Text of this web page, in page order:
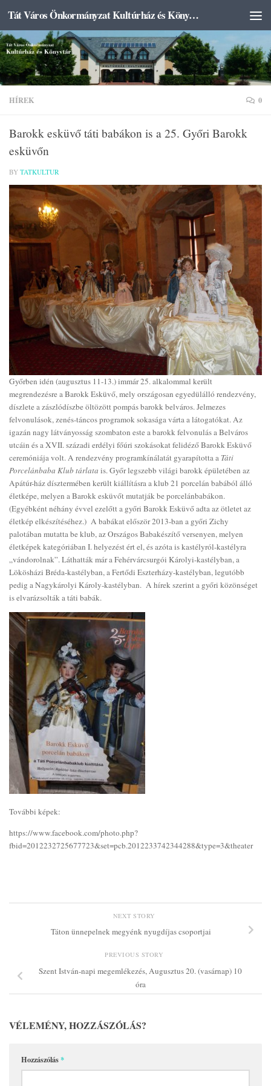
Skip to content Tát Város Önkormányzat Kultúrház és Könyvtár
HÍREK 0
Barokk esküvő táti babákon is a 25. Győri Barokk
esküvőn
BY TATKULTUR
Győrben idén (augusztus 11-13.) immár 25. alkalommal került
megrendezésre a Barokk Esküvő, mely országosan egyedülálló rendezvény,
díszlete a zászlódíszbe öltözött pompás barokk belváros. Jelmezes
felvonulások, zenés-táncos programok sokasága várta a látogatókat. Az
igazán nagy látványosság szombaton este a barokk felvonulás a Belváros
utcáin és a XVII. századi erdélyi főúri szokásokat felidéző Barokk Esküvő
ceremóniája volt. A rendezvény programkínálatát gyarapította a Táti
Porcelánbaba Klub tárlata is. Győr legszebb világi barokk épületében az
Apátúr-ház dísztermében került kiállításra a klub 21 porcelán babából álló
életképe, melyen a Barokk esküvőt mutatják be porcelánbabákon.
(Egyébként néhány évvel ezelőtt a győri Barokk Esküvő adta az ötletet az
életkép elkészítéséhez.) A babákat először 2013-ban a győri Zichy
palotában mutatta be klub, az Országos Babakészítő versenyen, melyen
életképek kategóriában I. helyezést ért el, és azóta is kastélyról-kastélyra
„vándorolnak”. Láthatták már a Fehérvárcsurgói Károlyi-kastélyban, a
Lökösházi Bréda-kastélyban, a Fertődi Eszterházy-kastélyban, legutóbb
pedig a Nagykárolyi Károly-kastélyban. A hírek szerint a győri közönséget
is elvarázsolták a táti babák.
További képek:
https://www.facebook.com/photo.php?
fbid=2012232725677723&set=pcb.2012233742344288&type=3&theater
NEXT STORY
Táton ünnepelnek megyénk nyugdíjas csoportjai
PREVIOUS STORY
Szent István-napi megemlékezés, Augusztus 20. (vasárnap) 10
óra
VÉLEMÉNY, HOZZÁSZÓLÁS?
Hozzászólás*